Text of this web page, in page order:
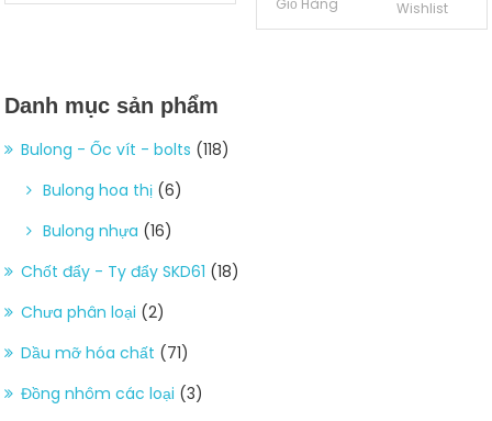
Giỏ Hàng
Wishlist
Danh mục sản phẩm
Bulong - Ốc vít - bolts (118)
Bulong hoa thị (6)
Bulong nhựa (16)
Chốt đẩy - Ty đẩy SKD61 (18)
Chưa phân loại (2)
Dầu mỡ hóa chất (71)
Đồng nhôm các loại (3)